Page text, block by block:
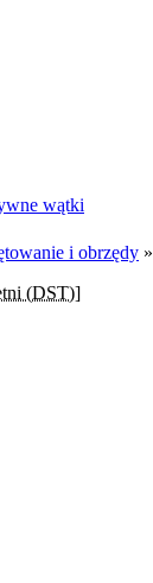
wątki
i obrzędy »
(DST)]